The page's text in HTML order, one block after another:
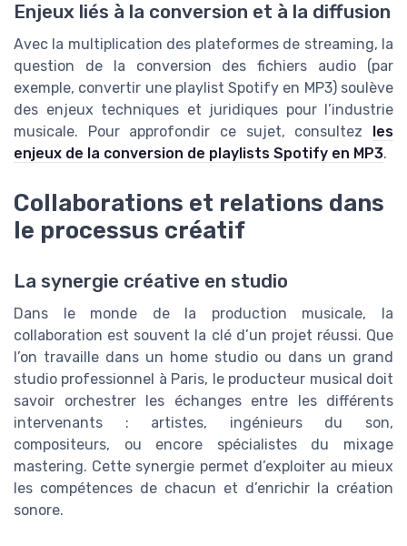
Enjeux liés à la conversion et à la diffusion
Avec la multiplication des plateformes de streaming, la
question de la conversion des fichiers audio (par
exemple, convertir une playlist Spotify en MP3) soulève
des enjeux techniques et juridiques pour l’industrie
musicale. Pour approfondir ce sujet, consultez
les
enjeux de la conversion de playlists Spotify en MP3.
Collaborations et relations dans
le processus créatif
La synergie créative en studio
Dans le monde de la production musicale, la
collaboration est souvent la clé d’un projet réussi. Que
l’on travaille dans un home studio ou dans un grand
studio professionnel à Paris, le producteur musical doit
savoir orchestrer les échanges entre les différents
intervenants : artistes, ingénieurs du son,
compositeurs, ou encore spécialistes du mixage
mastering. Cette synergie permet d’exploiter au mieux
les compétences de chacun et d’enrichir la création
sonore.